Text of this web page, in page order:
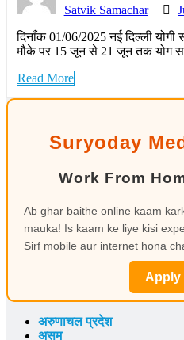
Satvik Samachar
दिनाँक 01/06/2025 नई दिल्ली योगी
मौके पर 15 जून से 21 जून तक योग
Read More
Suryoday
Work From
Ab ghar baithe online kaam
mauka! Is kaam ke liye kisi
Sirf mobile aur internet hona
Apply
अरुणाचल प्रदेश
असम